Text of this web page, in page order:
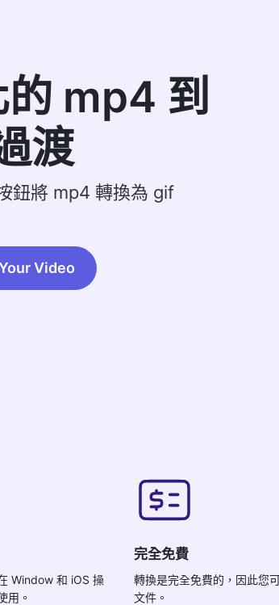
的 mp4 到
渡
鈕將 mp4 轉換為 gif
Video
Window 和 iOS 操
用。
完全免費
轉換是完全免費的，因此您
文件。